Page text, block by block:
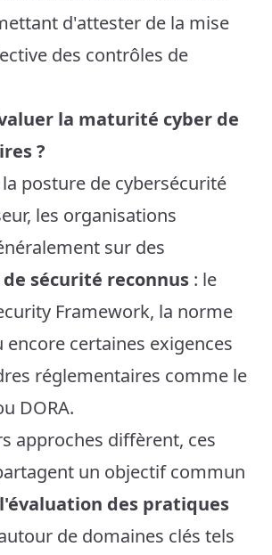
d'attester de la mise
des contrôles de
la maturité cyber de
?
posture de cybersécurité
les organisations
sur des
sécurité reconnus : le
Framework, la norme
encore certaines exigences
réglementaires comme le
DORA.
approches diffèrent, ces
un objectif commun
des pratiques
de domaines clés tels